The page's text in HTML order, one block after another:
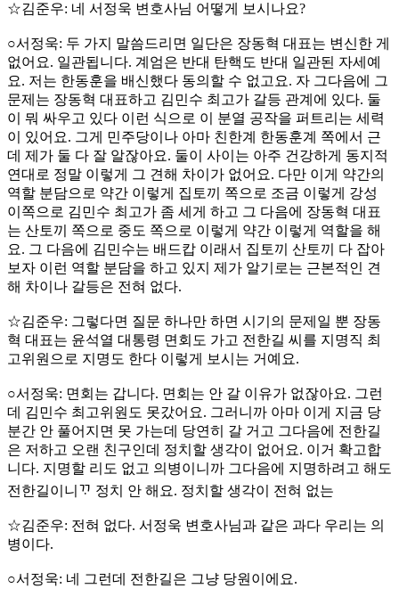
☆김준우: 네 서정욱 변호사님 어떻게 보시나요?
○서정욱: 두 가지 말씀드리면 일단은 장동혁 대표는 변신한 게
없어요. 일관됩니다. 계엄은 반대 탄핵도 반대 일관된 자세예
요. 저는 한동훈을 배신했다 동의할 수 없고요. 자 그다음에 그
문제는 장동혁 대표하고 김민수 최고가 갈등 관계에 있다. 둘
이 뭐 싸우고 있다 이런 식으로 이 분열 공작을 퍼트리는 세력
이 있어요. 그게 민주당이나 아마 친한계 한동훈계 쪽에서 근
데 제가 둘 다 잘 알잖아요. 둘이 사이는 아주 건강하게 동지적
연대로 정말 이렇게 그 견해 차이가 없어요. 다만 이게 약간의
역할 분담으로 약간 이렇게 집토끼 쪽으로 조금 이렇게 강성
이쪽으로 김민수 최고가 좀 세게 하고 그 다음에 장동혁 대표
는 산토끼 쪽으로 중도 쪽으로 이렇게 약간 이렇게 역할을 해
요. 그 다음에 김민수는 배드캅 이래서 집토끼 산토끼 다 잡아
보자 이런 역할 분담을 하고 있지 제가 알기로는 근본적인 견
해 차이나 갈등은 전혀 없다.
☆김준우: 그렇다면 질문 하나만 하면 시기의 문제일 뿐 장동
혁 대표는 윤석열 대통령 면회도 가고 전한길 씨를 지명직 최
고위원으로 지명도 한다 이렇게 보시는 거예요.
○서정욱: 면회는 갑니다. 면회는 안 갈 이유가 없잖아요. 그런
데 김민수 최고위원도 못갔어요. 그러니까 아마 이게 지금 당
분간 안 풀어지면 못 가는데 당연히 갈 거고 그다음에 전한길
은 저하고 오랜 친구인데 정치할 생각이 없어요. 이거 확고합
니다. 지명할 리도 없고 의병이니까 그다음에 지명하려고 해도
전한길이니ᄁᆞ 정치 안 해요. 정치할 생각이 전혀 없는
☆김준우: 전혀 없다. 서정욱 변호사님과 같은 과다 우리는 의
병이다.
○서정욱: 네 그런데 전한길은 그냥 당원이에요.